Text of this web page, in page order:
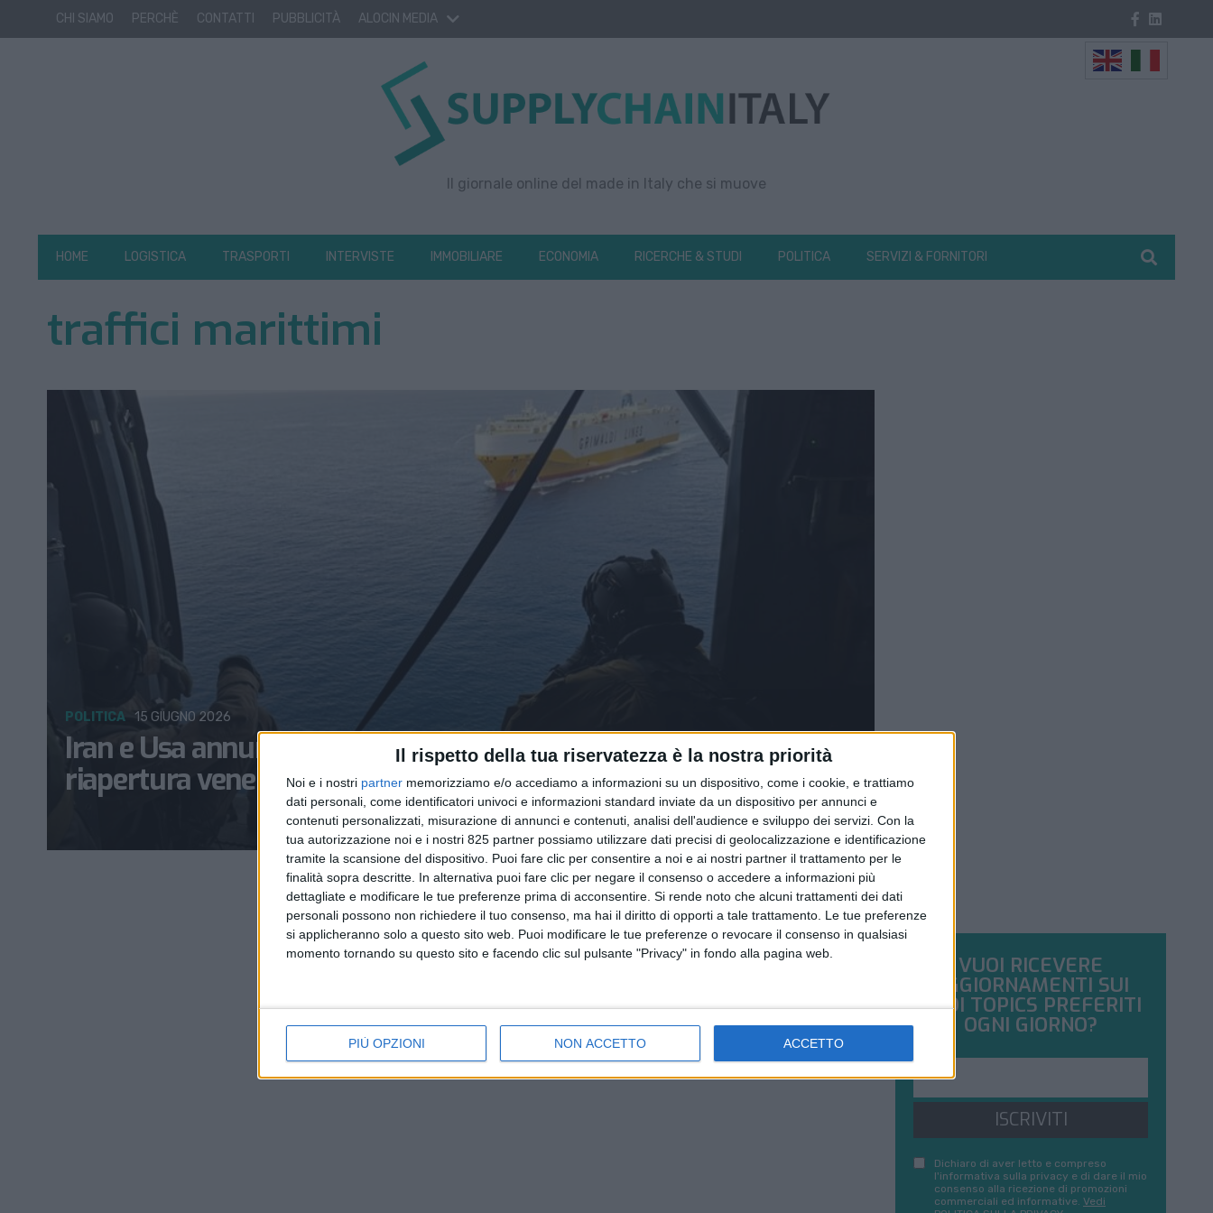
Il rispetto della tua riservatezza è la nostra priorità
Noi e i nostri partner memorizziamo e/o accediamo a informazioni su un dispositivo, come i cookie, e trattiamo
dati personali, come identificatori univoci e informazioni standard inviate da un dispositivo per annunci e
contenuti personalizzati, misurazione di annunci e contenuti, analisi dell'audience e sviluppo dei servizi. Con la
tua autorizzazione noi e i nostri 825 partner possiamo utilizzare dati precisi di geolocalizzazione e identificazione
tramite la scansione del dispositivo. Puoi fare clic per consentire a noi e ai nostri partner il trattamento per le
finalità sopra descritte. In alternativa puoi fare clic per negare il consenso o accedere a informazioni più
dettagliate e modificare le tue preferenze prima di acconsentire. Si rende noto che alcuni trattamenti dei dati
personali possono non richiedere il tuo consenso, ma hai il diritto di opporti a tale trattamento. Le tue preferenze
si applicheranno solo a questo sito web. Puoi modificare le tue preferenze o revocare il consenso in qualsiasi
momento tornando su questo sito e facendo clic sul pulsante "Privacy" in fondo alla pagina web.
PIÙ OPZIONI NON ACCETTO ACCETTO
CHI SIAMO PERCHÈ CONTATTI PUBBLICITÀ ALOCIN MEDIA
Il giornale online del made in Italy che si muove
HOME LOGISTICA TRASPORTI INTERVISTE IMMOBILIARE ECONOMIA RICERCHE & STUDI POLITICA SERVIZI & FORNITORI
traffici marittimi
Iran e Usa annunciano l’accordo, Stretto di Hormuz verso la
riapertura venerdì
POLITICA 15 GIUGNO 2026
VUOI RICEVERE
AGGIORNAMENTI SUI
TUOI TOPICS PREFERITI
OGNI GIORNO?
ISCRIVITI
Dichiaro di aver letto e compreso
l'informativa sulla privacy e di dare il mio
consenso alla ricezione di promozioni
commerciali ed informative. Vedi